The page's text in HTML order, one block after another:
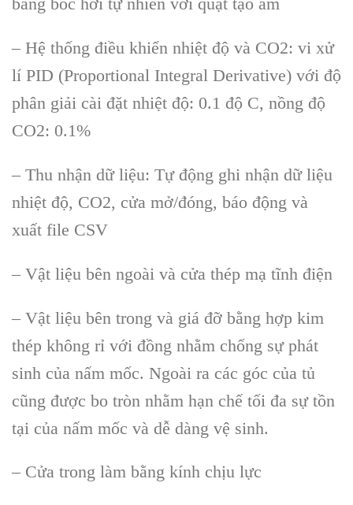
– Hệ thống điều khiển nhiệt độ và CO2: vi xử
lí PID (Proportional Integral Derivative) với độ
phân giải cài đặt nhiệt độ: 0.1 độ C, nồng độ
CO2: 0.1%
– Thu nhận dữ liệu: Tự động ghi nhận dữ liệu
nhiệt độ, CO2, cửa mở/đóng, báo động và
xuất file CSV
– Vật liệu bên ngoài và cửa thép mạ tĩnh điện
– Vật liệu bên trong và giá đỡ bằng hợp kim
thép không rỉ với đồng nhằm chống sự phát
sinh của nấm mốc. Ngoài ra các góc của tủ
cũng được bo tròn nhằm hạn chế tối đa sự tồn
tại của nấm mốc và dễ dàng vệ sinh.
– Cửa trong làm bằng kính chịu lực